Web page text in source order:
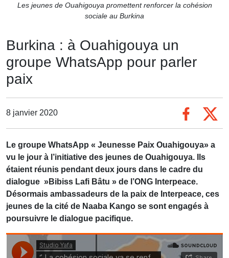
Les jeunes de Ouahigouya promettent renforcer la cohésion
sociale au Burkina
Burkina : à Ouahigouya un
groupe WhatsApp pour parler
paix
8 janvier 2020
Le groupe WhatsApp « Jeunesse Paix Ouahigouya» a
vu le jour à l’initiative des jeunes de Ouahigouya. Ils
étaient réunis pendant deux jours dans le cadre du
dialogue »Bibiss Lafi Bâtu » de l’ONG Interpeace.
Désormais ambassadeurs de la paix de Interpeace, ces
jeunes de la cité de Naaba Kango se sont engagés à
poursuivre le dialogue pacifique.